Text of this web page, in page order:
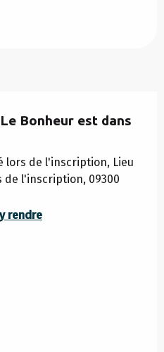
Bonheur est dans
lors de l'inscription, Lieu
de l'inscription, 09300
rendre